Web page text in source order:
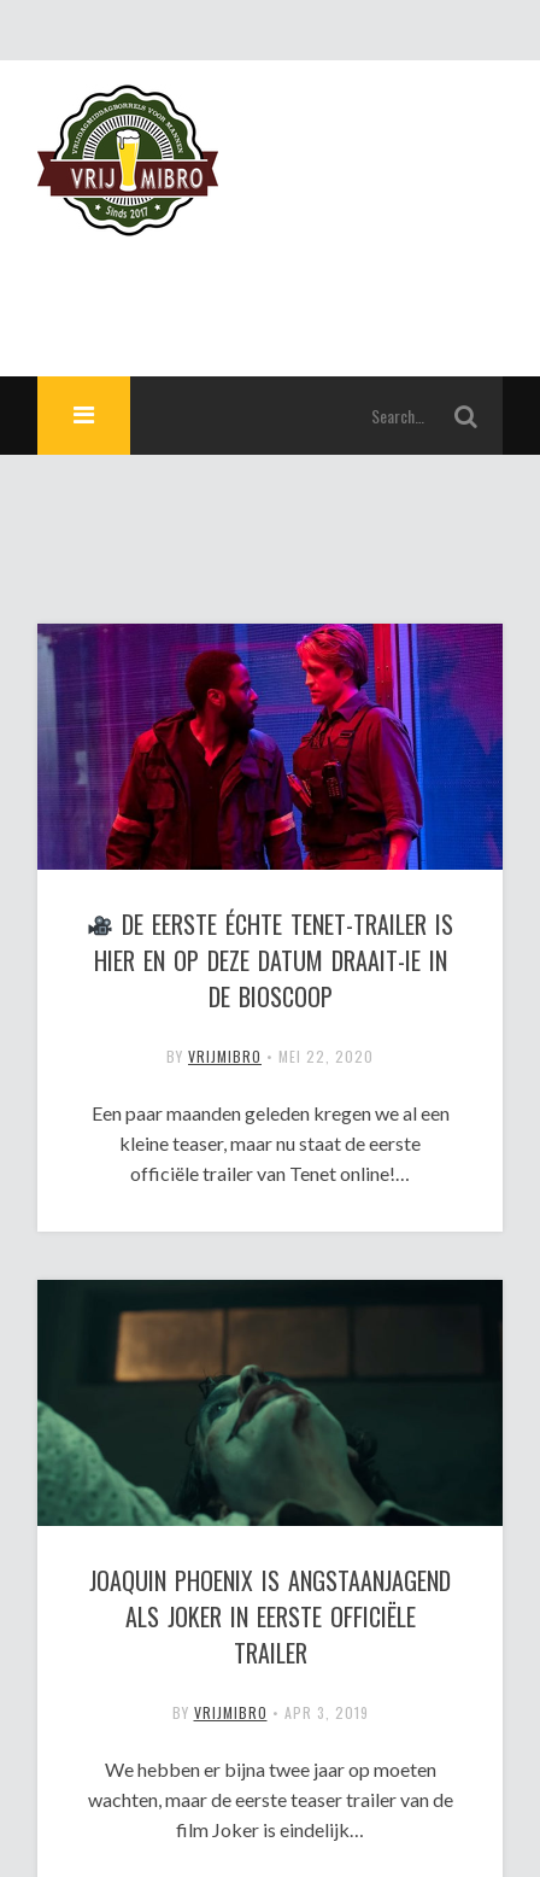
DE EERSTE ÉCHTE TENET-TRAILER IS
HIER EN OP DEZE DATUM DRAAIT-IE IN
DE BIOSCOOP
BY VRIJMIBRO • MEI 22, 2020
Een paar maanden geleden kregen we al een
kleine teaser, maar nu staat de eerste
officiële trailer van Tenet online!…
JOAQUIN PHOENIX IS ANGSTAANJAGEND
ALS JOKER IN EERSTE OFFICIËLE
TRAILER
BY VRIJMIBRO • APR 3, 2019
We hebben er bijna twee jaar op moeten
wachten, maar de eerste teaser trailer van de
film Joker is eindelijk…